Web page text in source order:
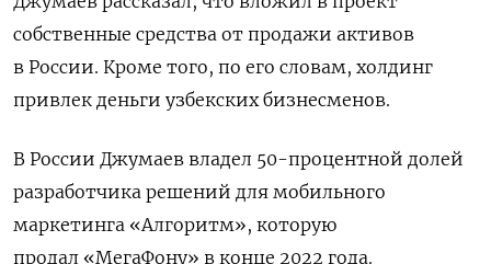
собственные средства от продажи активов
в России. Кроме того, по его словам, холдинг
привлек деньги узбекских бизнесменов.
В России Джумаев владел 50-процентной долей
разработчика решений для мобильного
маркетинга «Алгоритм», которую
продал «МегаФону» в конце 2022 года.